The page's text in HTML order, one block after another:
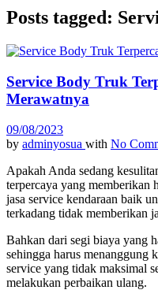
Posts tagged:
Service Body Truk
Merawatnya
09/08/2023
by adminyosua with No
Apakah Anda sedang
terpercaya yang memberikan
jasa service kendaraan baik
terkadang tidak memberikan
Bahkan dari segi biaya yang
sehingga harus menanggung
service yang tidak maksimal
melakukan perbaikan ulang.